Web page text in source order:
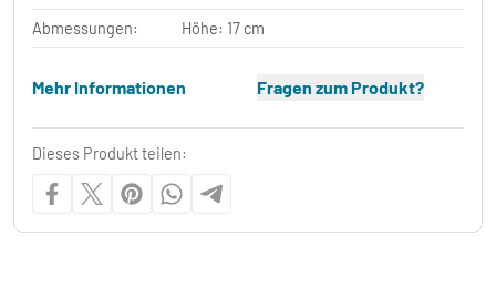
Abmessungen: Höhe: 17 cm
Mehr Informationen Fragen zum Produkt?
Dieses Produkt teilen: